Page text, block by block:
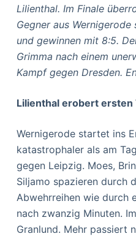
Lilienthal. Im Finale
Gegner aus
und gewinnen mit 8:5.
Grimma nach einem
Kampf gegen Dresden.
Lilienthal erobert ersten
Wernigerode startet ins
katastrophaler als am
gegen Leipzig. Moes,
Siljamo spazieren durch
Abwehrreihen wie durch
nach zwanzig Minuten.
Granlund. Mehr passiert